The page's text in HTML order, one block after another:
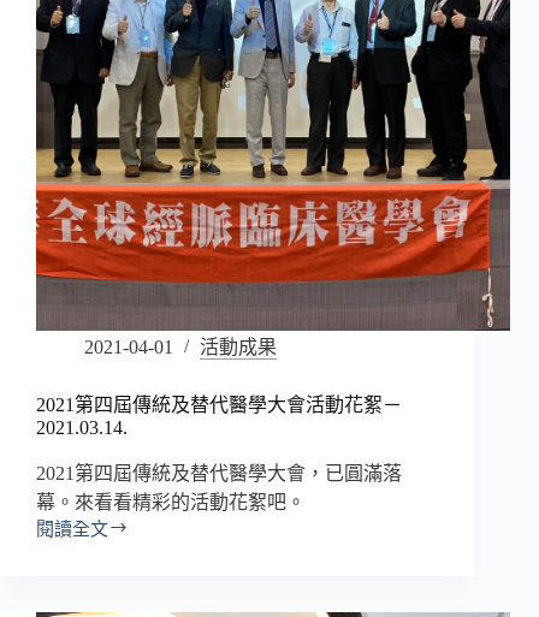
2021-04-01 活動成果
2021第四屆傳統及替代醫學大會活動花絮－
2021.03.14.
2021第四屆傳統及替代醫學大會，已圓滿落
幕。來看看精彩的活動花絮吧。
閱讀全文